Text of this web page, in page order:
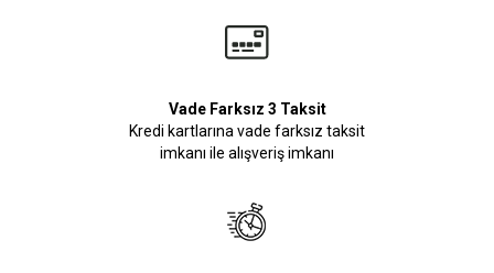
Vade Farksız 3 Taksit
Kredi kartlarına vade farksız taksit
imkanı ile alışveriş imkanı